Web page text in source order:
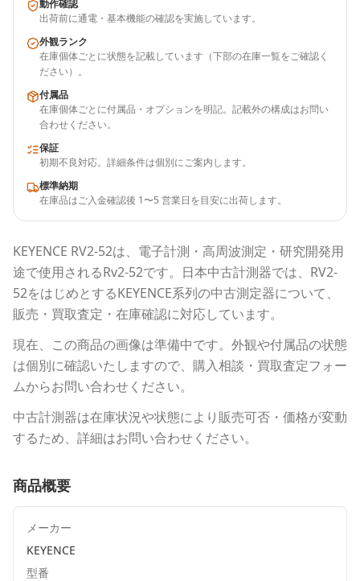
動作確認
出荷前に通電・基本機能の確認を実施しています。
外観ランク
在庫個体ごとに状態を記載しています（下部の在庫一覧をご確認く
ださい）。
付属品
在庫個体ごとに付属品・オプションを明記。記載外の構成はお問い
合わせください。
保証
初期不良対応。詳細条件は個別にご案内します。
標準納期
在庫品はご入金確認後 1〜5 営業日を目安に出荷します。
KEYENCE RV2-52は、電子計測・高周波測定・研究開発用
途で使用されるRv2-52です。 日本中古計測器では、 RV2-
52をはじめとするKEYENCE系列の中古測定器について、
販売・買取査定・在庫確認に対応しています。
現在、この商品の画像は準備中です。外観や付属品の状態
は個別に確認いたしますので、購入相談・買取査定フォー
ムからお問い合わせください。
中古計測器は在庫状況や状態により販売可否・価格が変動
するため、詳細はお問い合わせください。
商品概要
メーカー
KEYENCE
型番